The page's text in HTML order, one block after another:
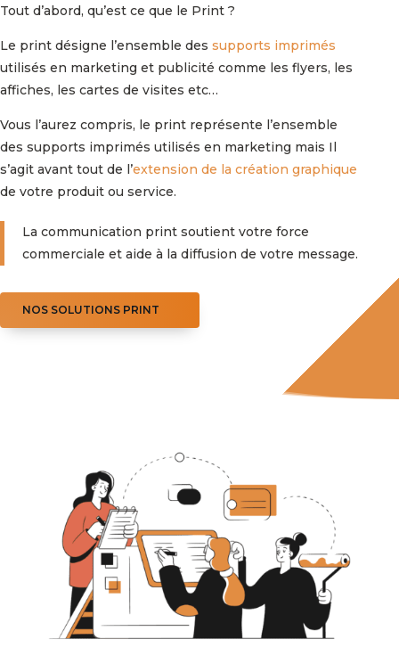
Tout d’abord, qu’est ce que le Print ?
Le print désigne l’ensemble des supports imprimés
utilisés en marketing et publicité comme les flyers, les
affiches, les cartes de visites etc…
Vous l’aurez compris, le print représente l’ensemble
des supports imprimés utilisés en marketing mais Il
s’agit avant tout de l’extension de la création graphique
de votre produit ou service.
La communication print soutient votre force
commerciale et aide à la diffusion de votre message.
NOS SOLUTIONS PRINT